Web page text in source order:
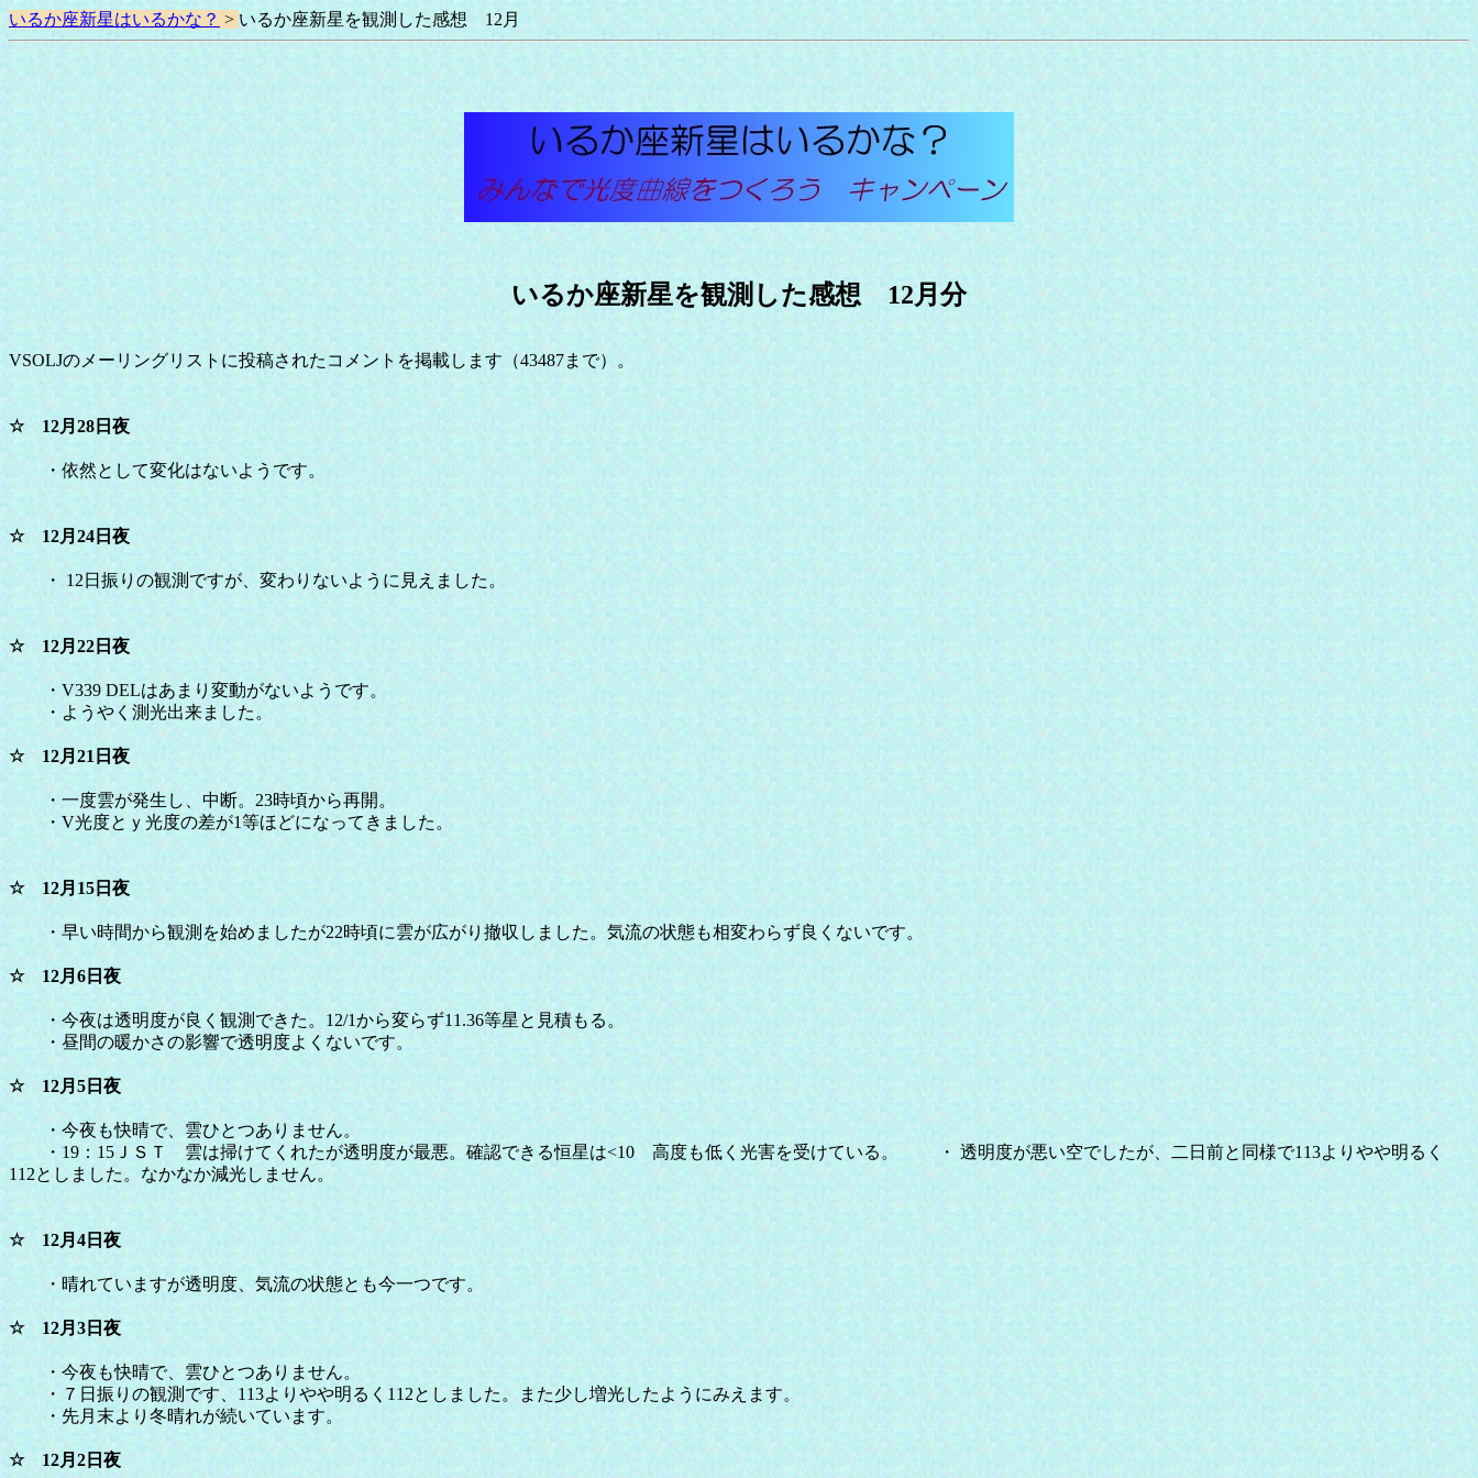
いるか座新星はいるかな？ > いるか座新星を観測した感想 12月
いるか座新星を観測した感想 12月分
VSOLJのメーリングリストに投稿されたコメントを掲載します（43487まで）。
☆ 12月28日夜
・依然として変化はないようです。
☆ 12月24日夜
・ 12日振りの観測ですが、変わりないように見えました。
☆ 12月22日夜
・V339 DELはあまり変動がないようです。
・ようやく測光出来ました。
☆ 12月21日夜
・一度雲が発生し、中断。23時頃から再開。
・V光度とｙ光度の差が1等ほどになってきました。
☆ 12月15日夜
・早い時間から観測を始めましたが22時頃に雲が広がり撤収しました。気流の状態も相変わらず良くないです。
☆ 12月6日夜
・今夜は透明度が良く観測できた。12/1から変らず11.36等星と見積もる。
・昼間の暖かさの影響で透明度よくないです。
☆ 12月5日夜
・今夜も快晴で、雲ひとつありません。
・19：15ＪＳＴ 雲は掃けてくれたが透明度が最悪。確認できる恒星は<10 高度も低く光害を受けている。 ・ 透明度が悪い空でしたが、二日前と同様で113よりやや明るく
112としました。なかなか減光しません。
☆ 12月4日夜
・晴れていますが透明度、気流の状態とも今一つです。
☆ 12月3日夜
・今夜も快晴で、雲ひとつありません。
・７日振りの観測です、113よりやや明るく112としました。また少し増光したようにみえます。
・先月末より冬晴れが続いています。
☆ 12月2日夜